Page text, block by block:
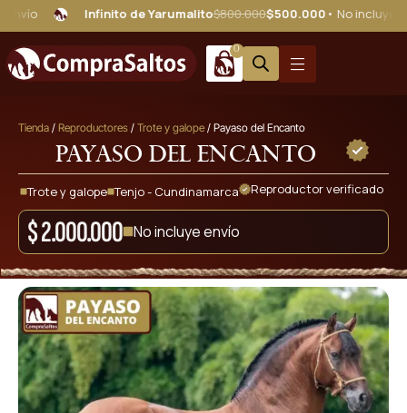
Infinito de Yarumalito$800.000$500.000• No incluye envío
0
Tienda / Reproductores / Trote y galope / Payaso del Encanto
Payaso del Encanto
Trote y galope Tenjo - Cundinamarca Reproductor verificado
$2.000.000 No incluye envío